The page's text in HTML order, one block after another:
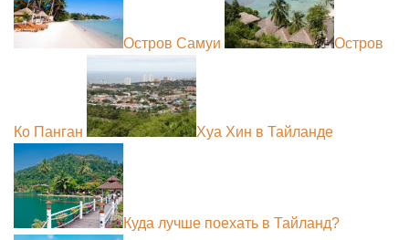
Остров Самуи Остров
Ко Панган Хуа Хин в Тайланде
Куда лучше поехать в Тайланд?